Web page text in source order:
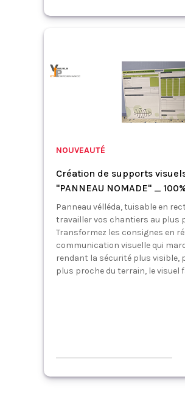
NOUVEAUTÉ
Création de supports visuels
"PANNEAU NOMADE" _
Panneau vélléda, tuisable en
travailler vos chantiers au plus
Transformez les consignes en
communication visuelle qui
rendant la sécurité plus visible,
plus proche du terrain, le visuel